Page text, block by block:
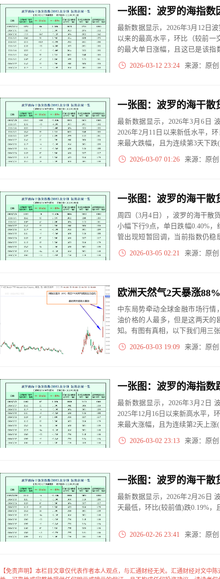
最新数据显示，2026年3月12日
以来的最高水平，环比（较前一
的最大单日涨幅，且这已是该指
短期回升态势较为明显。
2026-03-12 23:24 来源：原
一张图：波罗的海干散
最新数据显示，2026年3月6日
2026年2月11日以来新低水平，
来最大跌幅，且为连续第3天下
BDI数据增长情况是：正增长6次
2026-03-07 01:26 来源：原
周四（3月4日），波罗的海干散
小幅下行9点，单日跌幅0.40%
管出现短暂回调，当前指数仍稳
未改。
2026-03-05 02:21 来源：原
欧洲天然气2天暴涨
中东局势牵动全球金融市场行
油价格的人最多，但是这两天
知。有图有真相，以下我们用三
2026-03-03 19:09 来源：原
最新数据显示，2026年3月2日
2025年12月16日以来新高水平，
来最大涨幅，且为连续第2天上涨
2026-03-02 23:13 来源：原
最新数据显示，2026年2月26日
天最低，环比(较前值)跌0.19%，
2026-02-26 23:41 来源：原
【免责声明】本栏目文章仅代表作者本人观点，与汇通财经无关。汇通财经对文中